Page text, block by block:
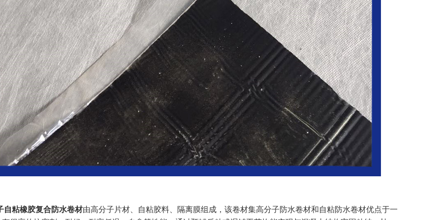
自粘橡胶复合防水卷材由高分子片材、自粘胶料、隔离膜组成，该卷材集高分子防水卷材和自粘防水卷材优点于一